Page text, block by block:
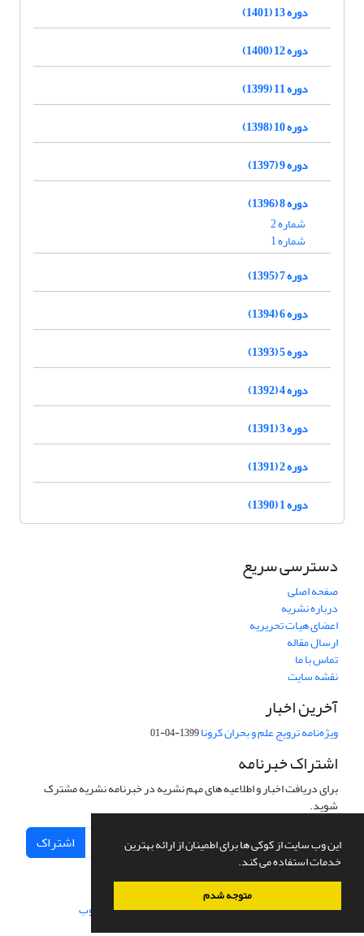
این وب سایت از کوکی ها برای اطمینان از ارائه بهترین
خدمات استفاده می کند.
متوجه شدم
دوره 13 (1401)
دوره 12 (1400)
دوره 11 (1399)
دوره 10 (1398)
دوره 9 (1397)
دوره 8 (1396)
شماره 2
شماره 1
دوره 7 (1395)
دوره 6 (1394)
دوره 5 (1393)
دوره 4 (1392)
دوره 3 (1391)
دوره 2 (1391)
دوره 1 (1390)
دسترسی سریع
صفحه اصلی
درباره نشریه
اعضای هیات تحریریه
ارسال مقاله
تماس با ما
نقشه سایت
آخرین اخبار
ویژه‌نامه ترویج علم و بحران کرونا1399-04-01
اشتراک خبرنامه
برای دریافت اخبار و اطلاعیه های مهم نشریه در خبرنامه نشریه مشترک
شوید.
اشتراک
سامانه مدیریت نشریات علمی.طراحی و پیاده سازی از سیناوب